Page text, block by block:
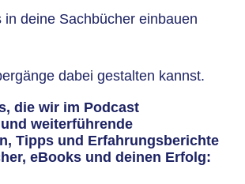
in deine Sachbücher einbauen
dabei gestalten kannst.
die wir im Podcast
weiterführende
Tipps und Erfahrungsberichte
eBooks und deinen Erfolg: